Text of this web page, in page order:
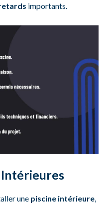
importants.
Intérieures
une piscine intérieure,